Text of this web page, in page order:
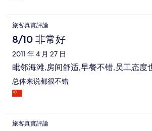
旅客真實評論
8/10 非常好
2011 年 4 月 27 日
毗邻海滩,房间舒适,早餐不错,员工态度
总体来说都很不错
旅客真實評論